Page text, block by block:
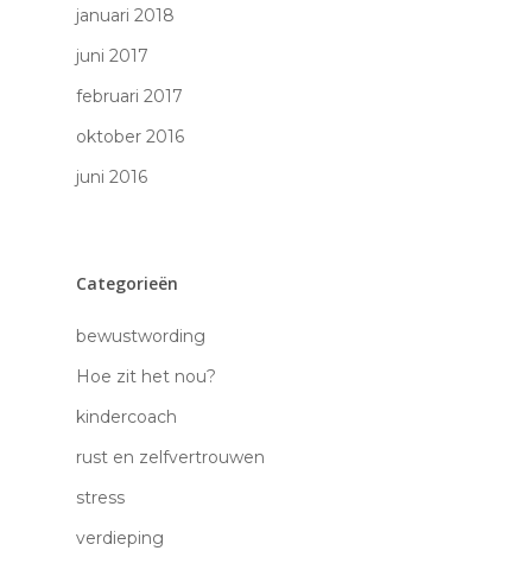
januari 2018
juni 2017
februari 2017
oktober 2016
juni 2016
Categorieën
bewustwording
Hoe zit het nou?
kindercoach
rust en zelfvertrouwen
stress
verdieping